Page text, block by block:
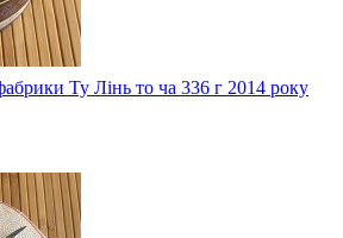
Ту Лінь то ча 336 г 2014 року